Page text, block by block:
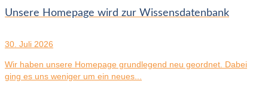
Unsere Homepage wird zur Wissensdatenbank
30. Juli 2026
Wir haben unsere Homepage grundlegend neu geordnet. Dabei
ging es uns weniger um ein neues...